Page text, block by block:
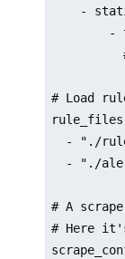
-
-
# Load
- "./
- "./
# A
# Here